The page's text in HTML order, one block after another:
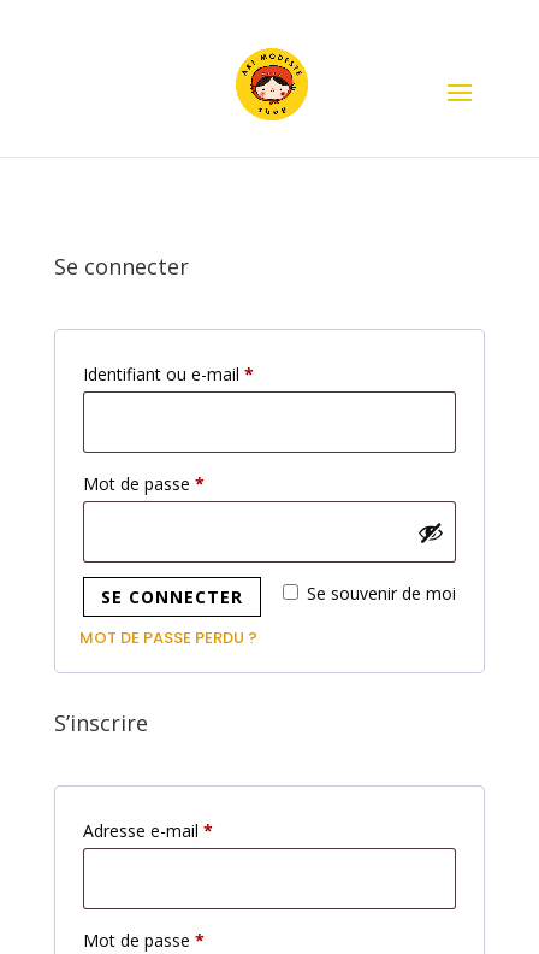
Se connecter
Identifiant ou e-mail *Obligatoire
Mot de passe *Obligatoire
Se souvenir de moi
SE CONNECTER
MOT DE PASSE PERDU ?
S’inscrire
Adresse e-mail *Obligatoire
Mot de passe *Obligatoire